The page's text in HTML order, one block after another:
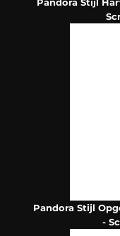
Pandora Stijl
-